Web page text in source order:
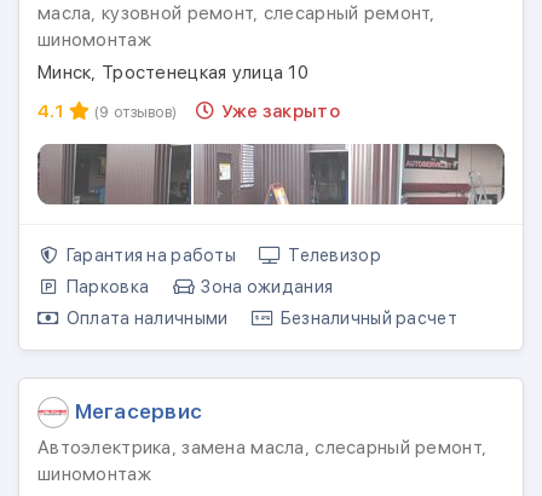
масла, кузовной ремонт, слесарный ремонт,
шиномонтаж
Минск, Тростенецкая улица 10
4.1
(9 отзывов) Уже закрыто
Гарантия на работы
Телевизор
Парковка
Зона ожидания
Оплата наличными
Безналичный расчет
Мегасервис
Автоэлектрика, замена масла, слесарный ремонт,
шиномонтаж